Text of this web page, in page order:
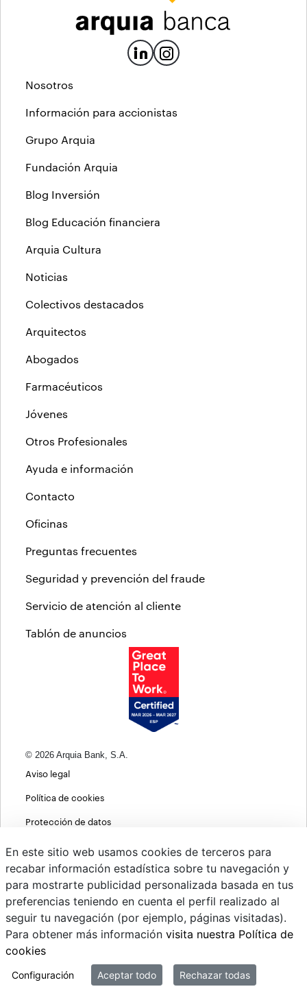
Nosotros
Información para accionistas
Grupo Arquia
Fundación Arquia
Blog Inversión
Blog Educación financiera
Arquia Cultura
Noticias
Colectivos destacados
Arquitectos
Abogados
Farmacéuticos
Jóvenes
Otros Profesionales
Ayuda e información
Contacto
Oficinas
Preguntas frecuentes
Seguridad y prevención del fraude
Servicio de atención al cliente
Tablón de anuncios
© 2026 Arquia Bank, S.A.
Aviso legal
Política de cookies
Protección de datos
Política de privacidad web
MIFID
PSD2
Cambio de divisas
Sistema interno de información
En este sitio web usamos cookies de terceros para
recabar información estadística sobre tu navegación y
para mostrarte publicidad personalizada basada en tus
preferencias teniendo en cuenta el perfil realizado al
seguir tu navegación (por ejemplo, páginas visitadas).
Para obtener más información visita nuestra Política de
cookies
Configuración Aceptar todo Rechazar todas